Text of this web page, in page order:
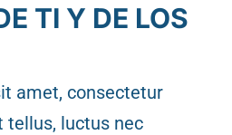
TI Y DE LOS
amet, consectetur
tellus, luctus nec